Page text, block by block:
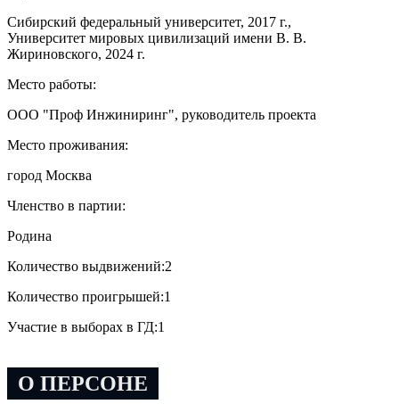
Сибирский федеральный университет, 2017 г.,
Университет мировых цивилизаций имени В. В.
Жириновского, 2024 г.
Место работы:
ООО "Проф Инжиниринг", руководитель проекта
Место проживания:
город Москва
Членство в партии:
Родина
Количество выдвижений:2
Количество проигрышей:1
Участие в выборах в ГД:1
О ПЕРСОНЕ